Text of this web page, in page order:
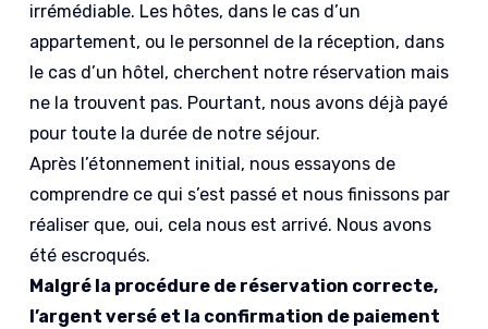
irrémédiable. Les hôtes, dans le cas d’un
appartement, ou le personnel de la réception, dans
le cas d’un hôtel, cherchent notre réservation mais
ne la trouvent pas. Pourtant, nous avons déjà payé
pour toute la durée de notre séjour.
Après l’étonnement initial, nous essayons de
comprendre ce qui s’est passé et nous finissons par
réaliser que, oui, cela nous est arrivé. Nous avons
été escroqués.
Malgré la procédure de réservation correcte,
l’argent versé et la confirmation de paiement